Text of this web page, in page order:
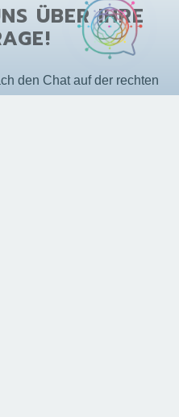
ÜBER IHRE
den Chat auf der rechten